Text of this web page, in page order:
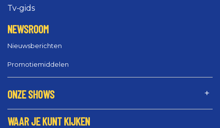
Tv‑gids
NEWSROOM
Nieuwsberichten
Promotiemiddelen
ONZE SHOWS
WAAR JE KUNT KIJKEN